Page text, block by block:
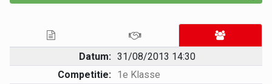
Datum: 31/08/2013 14:30
Competitie: 1e Klasse